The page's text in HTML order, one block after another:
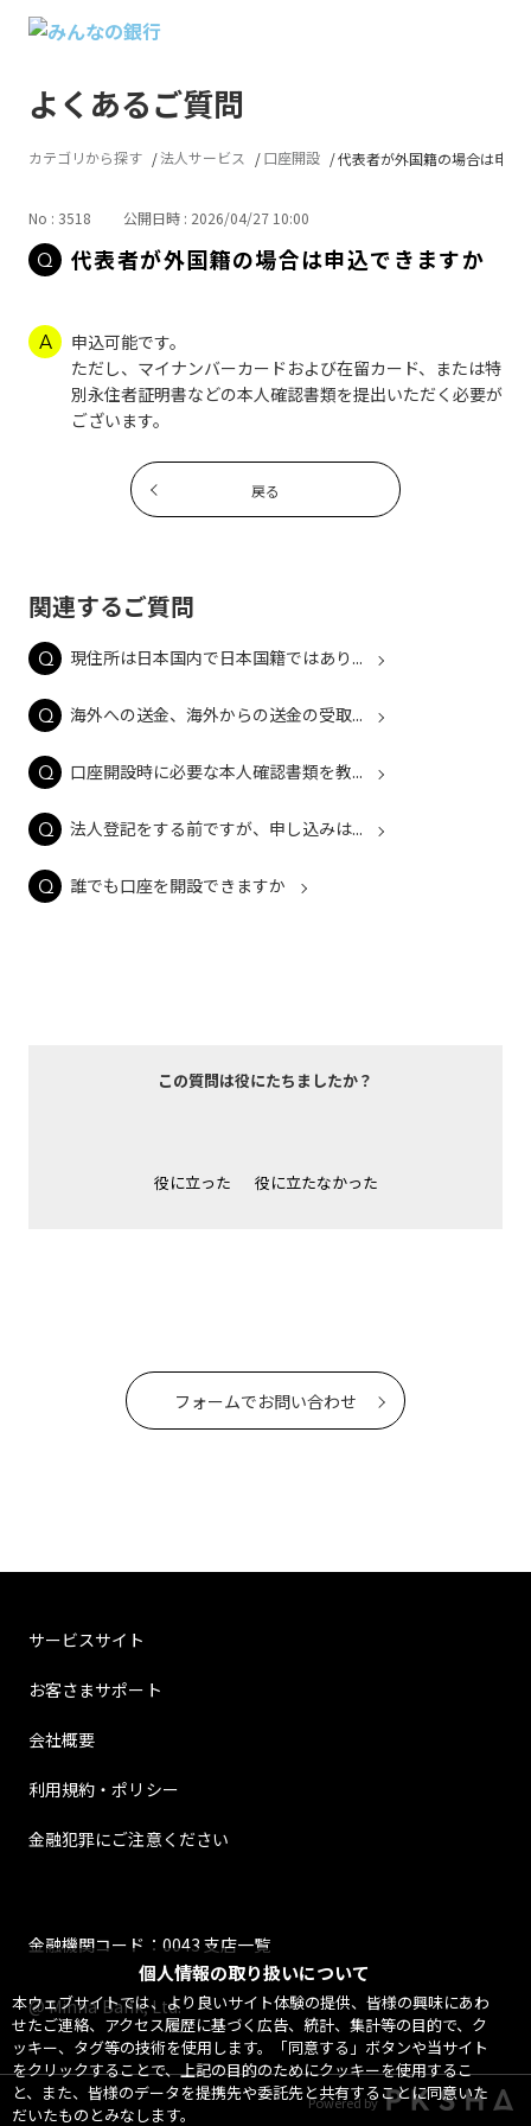
よくあるご質問
個人情報の取り扱いについて
本ウェブサイトでは、より良いサイト体験の提供、皆様の興味にあわ
せたご連絡、アクセス履歴に基づく広告、統計、集計等の目的で、ク
ッキー、タグ等の技術を使用します。「同意する」ボタンや当サイト
をクリックすることで、上記の目的のためにクッキーを使用するこ
と、また、皆様のデータを提携先や委託先と共有することに同意いた
だいたものとみなします。
カテゴリから探す 法人サービス 口座開設 代表者が外国籍の場合は申込
No : 3518 公開日時 : 2026/04/27 10:00
代表者が外国籍の場合は申込できますか
申込可能です。
ただし、マイナンバーカードおよび在留カード、または特
別永住者証明書などの本人確認書類を提出いただく必要が
ございます。
戻る
関連するご質問
現住所は日本国内で日本国籍ではあり...
海外への送金、海外からの送金の受取...
口座開設時に必要な本人確認書類を教...
法人登記をする前ですが、申し込みは...
誰でも口座を開設できますか
この質問は役にたちましたか？
役に立った 役に立たなかった
フォームでお問い合わせ
サービスサイト
お客さまサポート
会社概要
利用規約・ポリシー
金融犯罪にご注意ください
金融機関コード：0043 支店一覧
@ Minna Bank, Ltd.
Powered by